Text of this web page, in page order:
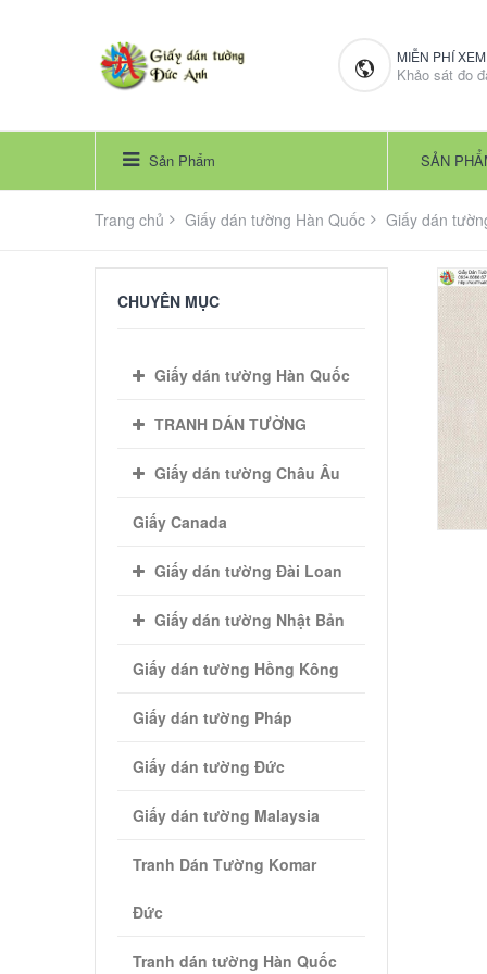
MIỄN PHÍ
Khảo sát đo
Sản Phẩm SẢN
Trang chủ Giấy dán tường Hàn Quốc Giấy dán
CHUYÊN MỤC
Giấy dán tường Hàn Quốc
TRANH DÁN TƯỜNG
Giấy dán tường Châu Âu
Giấy Canada
Giấy dán tường Đài Loan
Giấy dán tường Nhật Bản
Giấy dán tường Hồng Kông
Giấy dán tường Pháp
Giấy dán tường Đức
Giấy dán tường Malaysia
Tranh Dán Tường Komar
Đức
Tranh dán tường Hàn Quốc